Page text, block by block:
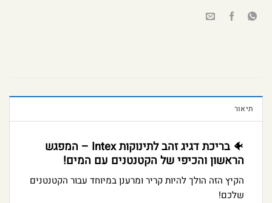
תיאור
🐠
בריכת דגיג זהב לתינוקות Intex – המפגש
הראשון והכיפי של הקטנטנים עם המים!
הקיץ הזה הולך להיות קריר ומרענן במיוחד עבור הקטנטנים
שלכם!